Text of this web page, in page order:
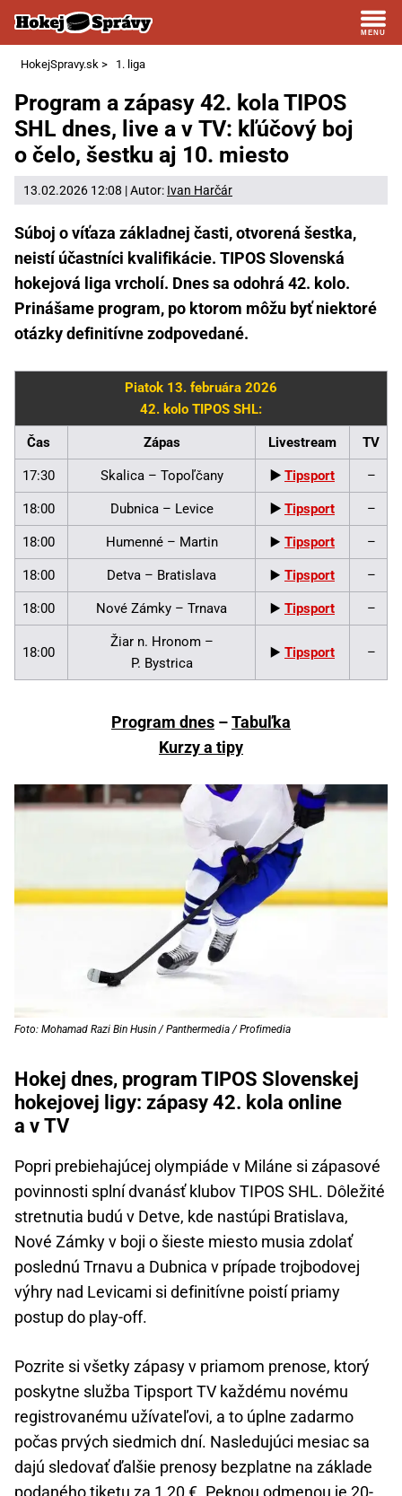
HokejSpravy.sk > 1. liga
Program a zápasy 42. kola TIPOS
SHL dnes, live a v TV: kľúčový boj
o čelo, šestku aj 10. miesto
13.02.2026 12:08 | Autor: Ivan Harčár
Súboj o víťaza základnej časti, otvorená šestka,
neistí účastníci kvalifikácie. TIPOS Slovenská
hokejová liga vrcholí. Dnes sa odohrá 42. kolo.
Prinášame program, po ktorom môžu byť niektoré
otázky definitívne zodpovedané.
Piatok 13. februára 2026
42. kolo TIPOS SHL:
Čas Zápas Livestream TV
17:30 Skalica – Topoľčany ▶️ Tipsport –
18:00 Dubnica – Levice ▶️ Tipsport –
18:00 Humenné – Martin ▶️ Tipsport –
18:00 Detva – Bratislava ▶️ Tipsport –
18:00 Nové Zámky – Trnava ▶️ Tipsport –
18:00
Žiar n. Hronom –
P. Bystrica
▶️ Tipsport –
Program dnes –Tabuľka
Kurzy a tipy
Foto: Mohamad Razi Bin Husin / Panthermedia / Profimedia
Hokej dnes, program TIPOS Slovenskej
hokejovej ligy: zápasy 42. kola online
a v TV
Popri prebiehajúcej olympiáde v Miláne si zápasové
povinnosti splní dvanásť klubov TIPOS SHL. Dôležité
stretnutia budú v Detve, kde nastúpi Bratislava,
Nové Zámky v boji o šieste miesto musia zdolať
poslednú Trnavu a Dubnica v prípade trojbodovej
výhry nad Levicami si definitívne poistí priamy
postup do play-off.
Pozrite si všetky zápasy v priamom prenose, ktorý
poskytne služba Tipsport TV každému novému
registrovanému užívateľovi, a to úplne zadarmo
počas prvých siedmich dní. Nasledujúci mesiac sa
dajú sledovať ďalšie prenosy bezplatne na základe